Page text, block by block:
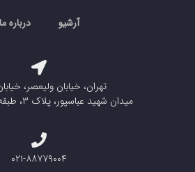
آرشیو درباره ما
تهران، خیابان ولیعصر،
میدان شهید عباسپور، پلاک ۳، طبقه دوم، واحد ۲۱
۰۲۱-۸۸۷۷۹۰۰۴